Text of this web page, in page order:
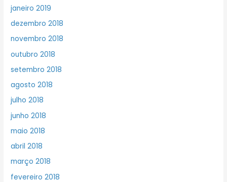
janeiro 2019
dezembro 2018
novembro 2018
outubro 2018
setembro 2018
agosto 2018
julho 2018
junho 2018
maio 2018
abril 2018
março 2018
fevereiro 2018